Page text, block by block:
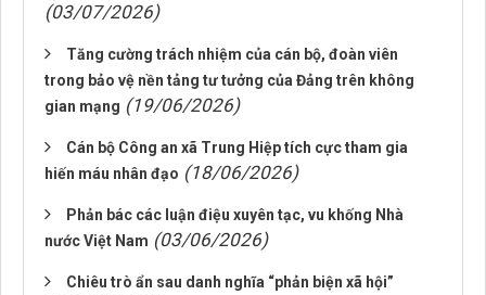
(03/07/2026)
Tăng cường trách nhiệm của cán bộ, đoàn viên
trong bảo vệ nền tảng tư tưởng của Đảng trên không
gian mạng (19/06/2026)
Cán bộ Công an xã Trung Hiệp tích cực tham gia
hiến máu nhân đạo (18/06/2026)
Phản bác các luận điệu xuyên tạc, vu khống Nhà
nước Việt Nam (03/06/2026)
Chiêu trò ẩn sau danh nghĩa “phản biện xã hội”